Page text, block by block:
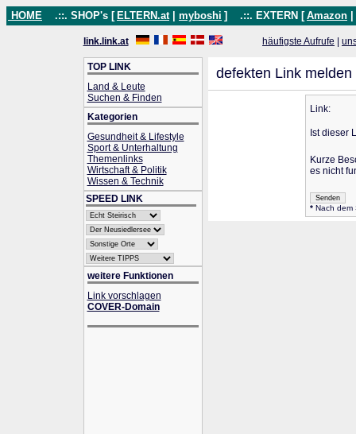
HOME .::. SHOP's [ ELTERN.at myboshi ] .::. EXTERN [ Amazon
link.link.at häufigste Aufrufe
TOP LINK
Land & Leute
Suchen & Finden
Kategorien
Gesundheit & Lifestyle
Sport & Unterhaltung
Themenlinks
Wirtschaft & Politik
Wissen & Technik
SPEED LINK
weitere Funktionen
Link vorschlagen
COVER-Domain
defekten Link melden
Link:
Ist dieser
Kurze
es nicht
*Nach dem